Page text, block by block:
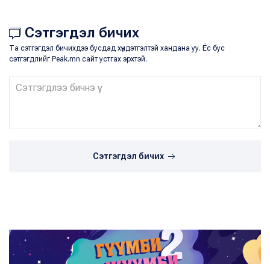
Сэтгэгдэл бичих
Та сэтгэгдэл бичихдээ бусдад хүндэтгэлтэй хандана уу. Ёс бус
сэтгэгдлийг Peak.mn сайт устгах эрхтэй.
Сэтгэгдэл бичих